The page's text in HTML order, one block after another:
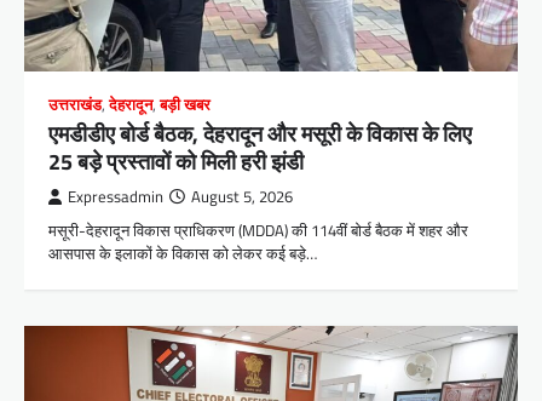
उत्तराखंड,देहरादून,बड़ी खबर
एमडीडीए बोर्ड बैठक, देहरादून और मसूरी के विकास के लिए
25 बड़े प्रस्तावों को मिली हरी झंडी
Expressadmin August 5, 2026
मसूरी-देहरादून विकास प्राधिकरण (MDDA) की 114वीं बोर्ड बैठक में शहर और
आसपास के इलाकों के विकास को लेकर कई बड़े…